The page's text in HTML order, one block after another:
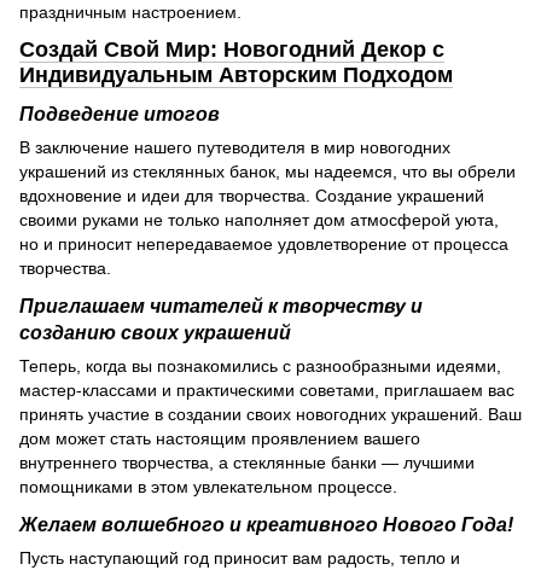
праздничным настроением.
Создай Свой Мир: Новогодний Декор с
Индивидуальным Авторским Подходом
Подведение итогов
В заключение нашего путеводителя в мир новогодних
украшений из стеклянных банок, мы надеемся, что вы обрели
вдохновение и идеи для творчества. Создание украшений
своими руками не только наполняет дом атмосферой уюта,
но и приносит непередаваемое удовлетворение от процесса
творчества.
Приглашаем читателей к творчеству и
созданию своих украшений
Теперь, когда вы познакомились с разнообразными идеями,
мастер-классами и практическими советами, приглашаем вас
принять участие в создании своих новогодних украшений. Ваш
дом может стать настоящим проявлением вашего
внутреннего творчества, а стеклянные банки — лучшими
помощниками в этом увлекательном процессе.
Желаем волшебного и креативного Нового Года!
Пусть наступающий год приносит вам радость, тепло и